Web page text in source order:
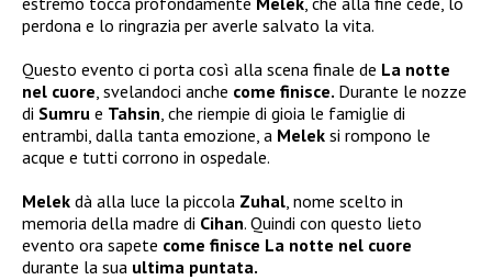
perdona e lo ringrazia per averle salvato la vita.
Questo evento ci porta così alla scena finale de La notte
nel cuore, svelandoci anche come finisce. Durante le nozze
di Sumru e Tahsin, che riempie di gioia le famiglie di
entrambi, dalla tanta emozione, a Melek si rompono le
acque e tutti corrono in ospedale.
Melek dà alla luce la piccola Zuhal, nome scelto in
memoria della madre di Cihan. Quindi con questo lieto
evento ora sapete come finisce La notte nel cuore
durante la sua ultima puntata.